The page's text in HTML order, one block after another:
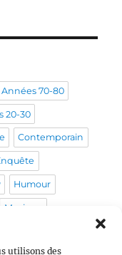
utilisons des
Années 70-80
20-30
Contemporain
Humour
Musique